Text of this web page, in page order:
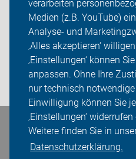
verarbeiten
Medien (z.B. YouTube)
Analyse- und
‚Alles akzeptieren‘
‚Einstellungen‘ können
anpassen. Ohne Ihre
nur technisch
Einwilligung können Sie
‚Einstellungen‘
Weitere finden Sie in
Datenschutzerklärung.
ADFC Leverkusen
Sei dabei
Presse
Login
Bleiben Sie in Kontakt